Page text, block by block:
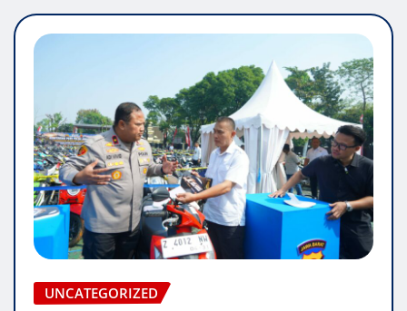
UNCATEGORIZED